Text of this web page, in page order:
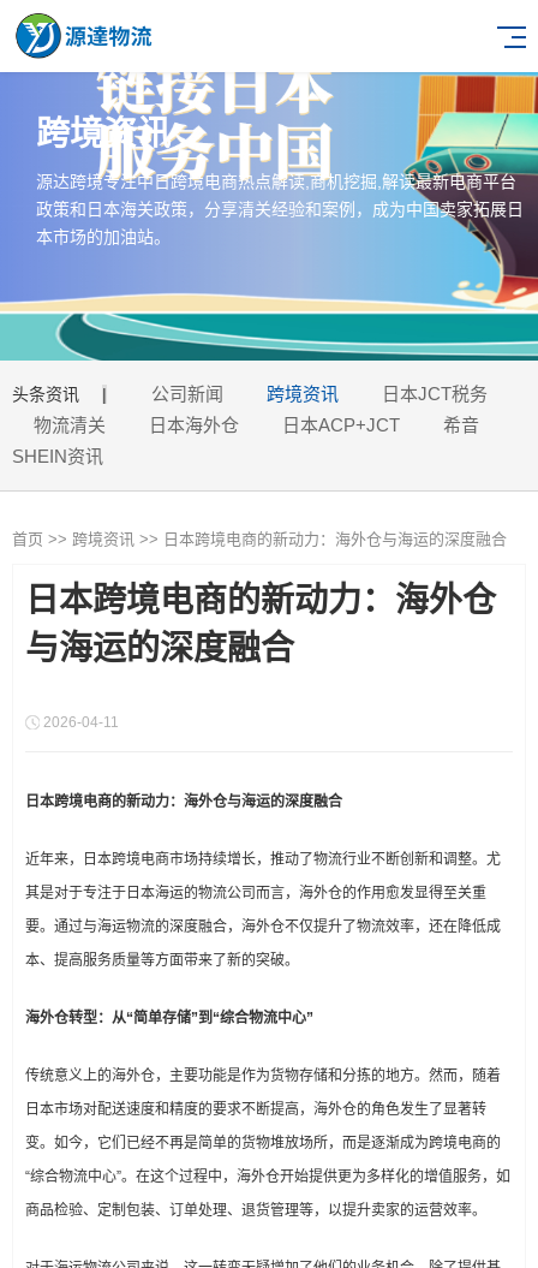
跨境资讯
源达跨境专注中日跨境电商热点解读,商机挖掘,解读最新电商平台
政策和日本海关政策，分享清关经验和案例，成为中国卖家拓展日
本市场的加油站。
头条资讯 | 公司新闻 跨境资讯
日本JCT税务
物流清关
日本海外仓 日本ACP+JCT
希音
SHEIN资讯
首页 >> 跨境资讯 >> 日本跨境电商的新动力：海外仓与海运的深度融合
日本跨境电商的新动力：海外仓
与海运的深度融合
2026-04-11
日本跨境电商的新动力：海外仓与海运的深度融合
近年来，日本跨境电商市场持续增长，推动了物流行业不断创新和调整。尤
其是对于专注于日本海运的物流公司而言，海外仓的作用愈发显得至关重
要。通过与海运物流的深度融合，海外仓不仅提升了物流效率，还在降低成
本、提高服务质量等方面带来了新的突破。
海外仓转型：从“简单存储”到“综合物流中心”
传统意义上的海外仓，主要功能是作为货物存储和分拣的地方。然而，随着
日本市场对配送速度和精度的要求不断提高，海外仓的角色发生了显著转
变。如今，它们已经不再是简单的货物堆放场所，而是逐渐成为跨境电商的
“综合物流中心”。在这个过程中，海外仓开始提供更为多样化的增值服务，如
商品检验、定制包装、订单处理、退货管理等，以提升卖家的运营效率。